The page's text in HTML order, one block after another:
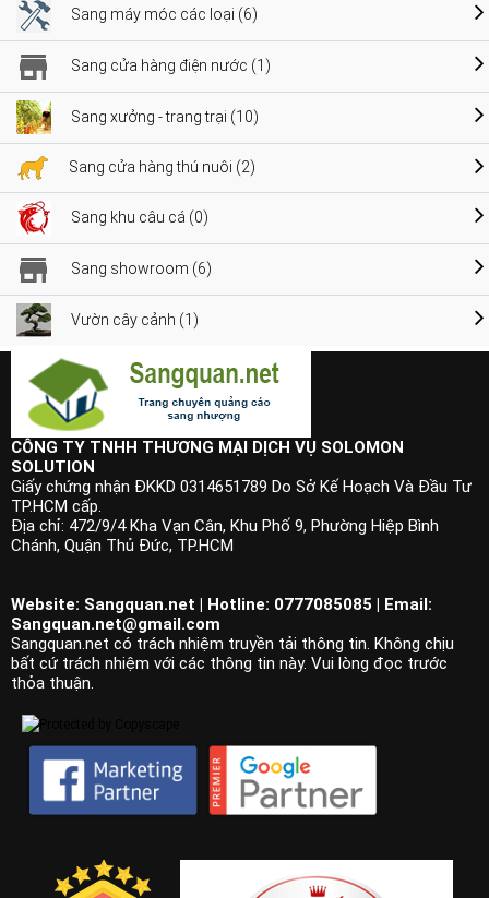
Sang máy móc các loại (6)
Sang cửa hàng điện nước (1)
Sang xưởng - trang trại (10)
Sang cửa hàng thú nuôi (2)
Sang khu câu cá (0)
Sang showroom (6)
Vườn cây cảnh (1)
CÔNG TY TNHH THƯƠNG MẠI DỊCH VỤ SOLOMON
SOLUTION
Giấy chứng nhận ĐKKD 0314651789 Do Sở Kế Hoạch Và Đầu Tư
TP.HCM cấp.
Địa chỉ: 472/9/4 Kha Vạn Cân, Khu Phố 9, Phường Hiệp Bình
Chánh, Quận Thủ Đức, TP.HCM
Website: Sangquan.net | Hotline: 0777085085 | Email:
Sangquan.net@gmail.com
Sangquan.net có trách nhiệm truyền tải thông tin. Không chịu
bất cứ trách nhiệm với các thông tin này. Vui lòng đọc trước
thỏa thuận.